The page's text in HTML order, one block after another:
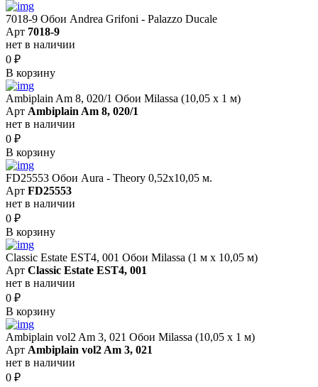
7018-9 Обои Andrea Grifoni - Palazzo Ducale
Арт 7018-9
нет в наличии
0 ₽
В корзину
Ambiplain Am 8, 020/1 Обои Milassa (10,05 х 1 м)
Арт Ambiplain Am 8, 020/1
нет в наличии
0 ₽
В корзину
FD25553 Обои Aura - Theory 0,52x10,05 м.
Арт FD25553
нет в наличии
0 ₽
В корзину
Classic Estate EST4, 001 Обои Milassa (1 м х 10,05 м)
Арт Classic Estate EST4, 001
нет в наличии
0 ₽
В корзину
Ambiplain vol2 Am 3, 021 Обои Milassa (10,05 х 1 м)
Арт Ambiplain vol2 Am 3, 021
нет в наличии
0 ₽